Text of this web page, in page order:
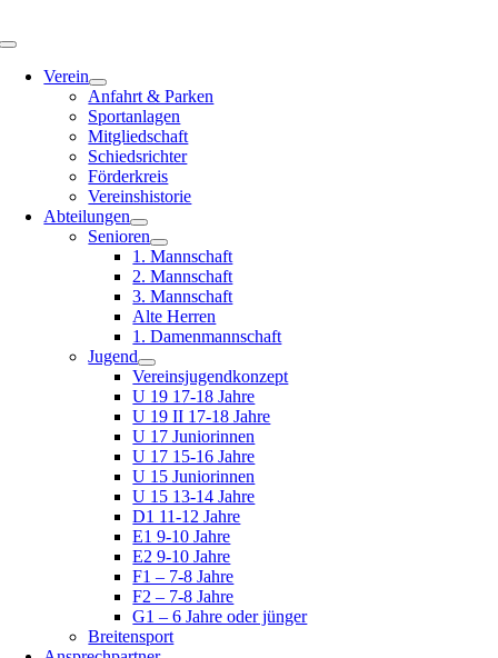
Toggle
NavigationVerein
Anfahrt & Parken
Sportanlagen
Mitgliedschaft
Schiedsrichter
Förderkreis
Vereinshistorie
Abteilungen
Senioren
1. Mannschaft
2. Mannschaft
3. Mannschaft
Alte Herren
1. Damenmannschaft
Jugend
Vereinsjugendkonzept
U 19 17-18 Jahre
U 19 II 17-18 Jahre
U 17 Juniorinnen
U 17 15-16 Jahre
U 15 Juniorinnen
U 15 13-14 Jahre
D1 11-12 Jahre
E1 9-10 Jahre
E2 9-10 Jahre
F1 – 7-8 Jahre
F2 – 7-8 Jahre
G1 – 6 Jahre oder jünger
Breitensport